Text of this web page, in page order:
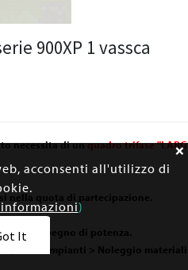
900XP 1 vassca
necessitadi unquadro trifase
nella quota di partecipazione.
> Impegno di potenza.
vai su Impianti > Noleggio
acconsenti all'utilizzo di
)
It